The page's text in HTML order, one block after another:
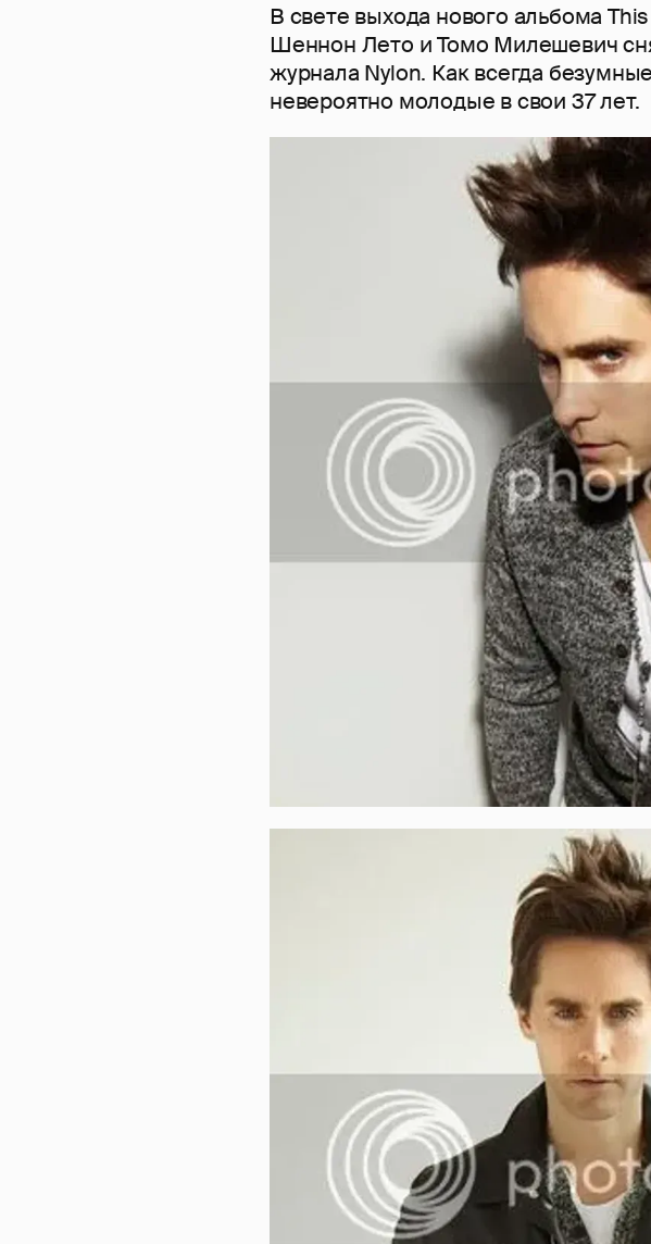
В свете выхода нового альбома
Шеннон Лето и Томо Милешевич
журнала Nylon. Как всегда
невероятно молодые в свои 37 лет.